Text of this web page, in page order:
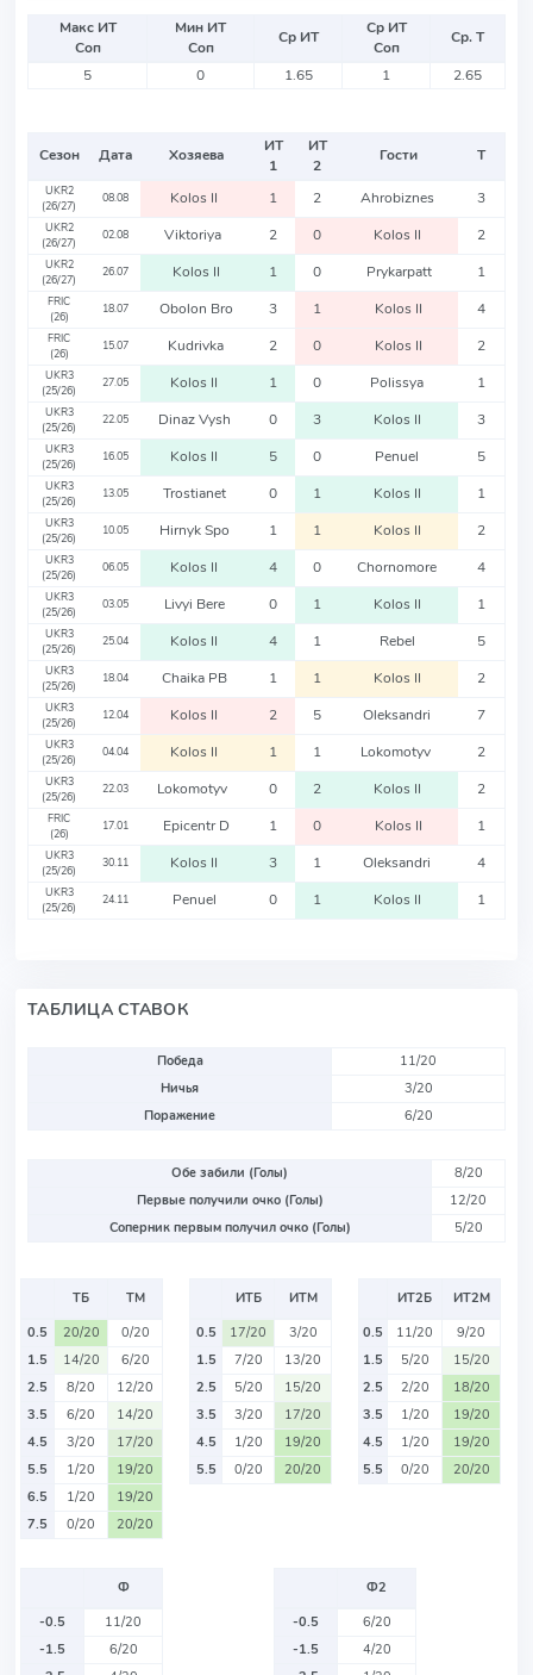
Макс ИТ
Соп
Мин ИТ
Соп
Ср ИТ
Ср ИТ
Соп
Ср. Т
5
0 1.65 1 2.65
Сезон Дата Хозяева
ИТ
1
ИТ
2
Гости Т
UKR2
(26/27)
08.08 Kolos II 1 2 Ahrobiznes 3
UKR2
(26/27)
02.08 Viktoriya 2 0 Kolos II 2
UKR2
(26/27)
26.07 Kolos II 1 0 Prykarpatt 1
FRIC
(26)
18.07 Obolon Bro 3 1 Kolos II 4
FRIC
(26)
15.07 Kudrivka 2 0 Kolos II 2
UKR3
(25/26)
27.05 Kolos II 1 0 Polissya 1
UKR3
(25/26)
22.05 Dinaz Vysh 0 3 Kolos II 3
UKR3
(25/26)
16.05 Kolos II 5 0 Penuel 5
UKR3
(25/26)
13.05 Trostianet 0 1 Kolos II 1
UKR3
(25/26)
10.05 Hirnyk Spo 1 1 Kolos II 2
UKR3
(25/26)
06.05 Kolos II 4 0 Chornomore 4
UKR3
(25/26)
03.05 Livyi Bere 0 1 Kolos II 1
UKR3
(25/26)
25.04 Kolos II 4 1 Rebel 5
UKR3
(25/26)
18.04 Chaika PB 1 1 Kolos II 2
UKR3
(25/26)
12.04 Kolos II 2 5 Oleksandri 7
UKR3
(25/26)
04.04 Kolos II 1 1 Lokomotyv 2
UKR3
(25/26)
22.03 Lokomotyv 0 2 Kolos II 2
FRIC
(26)
17.01 Epicentr D 1 0 Kolos II 1
UKR3
(25/26)
30.11 Kolos II 3 1 Oleksandri 4
UKR3
(25/26)
24.11 Penuel 0 1 Kolos II 1
ТАБЛИЦА СТАВОК
Победа
11/20
Ничья
3/20
Поражение
6/20
Обе забили (Голы)
8/20
Первые получили очко (Голы)
12/20
Соперник первым получил очко (Голы)
5/20
ТБ
ТМ
0.5
20/20
0/20
1.5
14/20
6/20
2.5
8/20
12/20
3.5
6/20
14/20
4.5
3/20
17/20
5.5
1/20
19/20
6.5
1/20
19/20
7.5
0/20 20/20
ИТБ
ИТМ
0.5
17/20
3/20
1.5
7/20
13/20
2.5
5/20
15/20
3.5
3/20
17/20
4.5
1/20
19/20
5.5
0/20 20/20
ИТ2Б
ИТ2М
0.5
11/20
9/20
1.5
5/20
15/20
2.5
2/20
18/20
3.5
1/20
19/20
4.5
1/20
19/20
5.5
0/20 20/20
Ф
-0.5
11/20
-1.5
6/20
Ф2
-0.5
6/20
-1.5
4/20